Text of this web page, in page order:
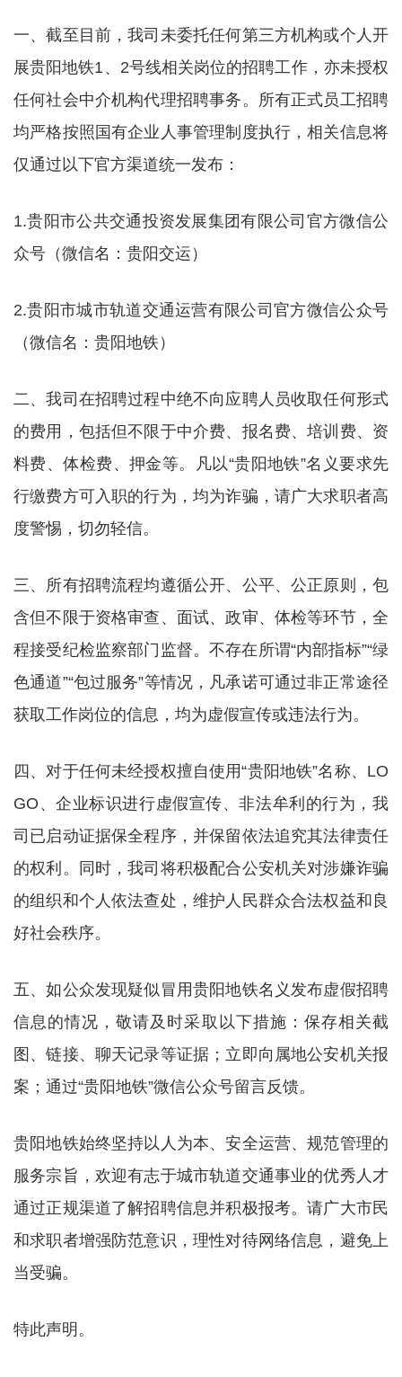
一、截至目前，我司未委托任何第三方机构或个人开
展贵阳地铁1、2号线相关岗位的招聘工作，亦未授权
任何社会中介机构代理招聘事务。所有正式员工招聘
均严格按照国有企业人事管理制度执行，相关信息将
仅通过以下官方渠道统一发布：
1.贵阳市公共交通投资发展集团有限公司官方微信公
众号（微信名：贵阳交运）
2.贵阳市城市轨道交通运营有限公司官方微信公众号
（微信名：贵阳地铁）
二、我司在招聘过程中绝不向应聘人员收取任何形式
的费用，包括但不限于中介费、报名费、培训费、资
料费、体检费、押金等。凡以“贵阳地铁”名义要求先
行缴费方可入职的行为，均为诈骗，请广大求职者高
度警惕，切勿轻信。
三、所有招聘流程均遵循公开、公平、公正原则，包
含但不限于资格审查、面试、政审、体检等环节，全
程接受纪检监察部门监督。不存在所谓“内部指标”“绿
色通道”“包过服务”等情况，凡承诺可通过非正常途径
获取工作岗位的信息，均为虚假宣传或违法行为。
四、对于任何未经授权擅自使用“贵阳地铁”名称、LO
GO、企业标识进行虚假宣传、非法牟利的行为，我
司已启动证据保全程序，并保留依法追究其法律责任
的权利。同时，我司将积极配合公安机关对涉嫌诈骗
的组织和个人依法查处，维护人民群众合法权益和良
好社会秩序。
五、如公众发现疑似冒用贵阳地铁名义发布虚假招聘
信息的情况，敬请及时采取以下措施：保存相关截
图、链接、聊天记录等证据；立即向属地公安机关报
案；通过“贵阳地铁”微信公众号留言反馈。
贵阳地铁始终坚持以人为本、安全运营、规范管理的
服务宗旨，欢迎有志于城市轨道交通事业的优秀人才
通过正规渠道了解招聘信息并积极报考。请广大市民
和求职者增强防范意识，理性对待网络信息，避免上
当受骗。
特此声明。